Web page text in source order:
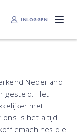
INLOGGEN
Nederland
gesteld. Het
met
ons is het altijd
die